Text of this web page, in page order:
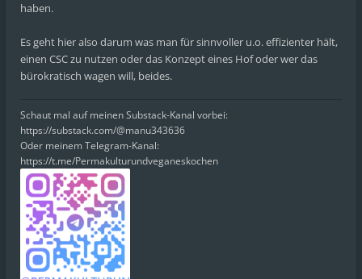
haben.
Es geht hier also darum was man für sinnvoller u.o. effizienter hält,
einen CSC zu nutzen oder das Konzept eines Hof oder wer das
bürokratisch wagen will, beides.
Schaut mal auf meinen Substack-Kanal vorbei:
https://substack.com/@manu343636
Oder meinem Telegram-Kanal:
https://t.me/Permakulturundveganeskochen